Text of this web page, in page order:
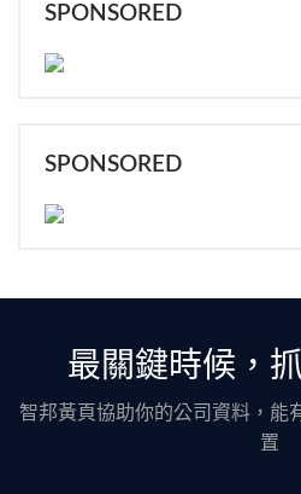
SPONSORED
SPONSORED
最關鍵時候，
智邦黃頁協助你的公司資料，能
置